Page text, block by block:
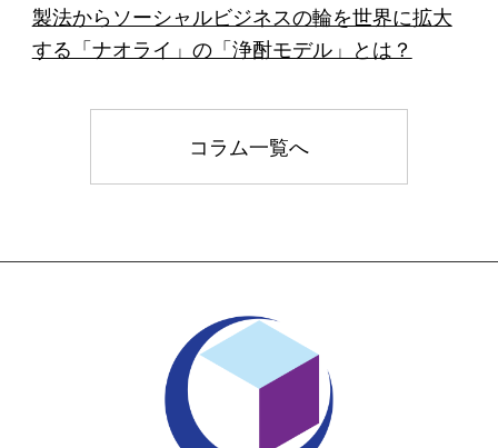
製法からソーシャルビジネスの輪を世界に拡大
する「ナオライ」の「浄酎モデル」とは？
コラム一覧へ